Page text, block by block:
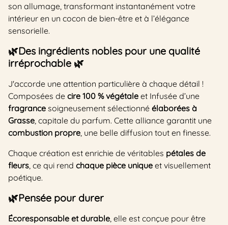
son allumage, transformant instantanément votre
intérieur en un cocon de bien-être et à l’élégance
sensorielle.
🌿Des ingrédients nobles pour une qualité
irréprochable 🌿
J'accorde une attention particulière à chaque détail !
Composées de cire 100 % végétale et Infusée d’une
fragrance soigneusement sélectionné élaborées à
Grasse, capitale du parfum. Cette alliance garantit une
combustion propre, une belle diffusion tout en finesse.
Chaque création est enrichie de véritables pétales de
fleurs, ce qui rend chaque pièce unique et visuellement
poétique.
🌿Pensée pour durer
Écoresponsable et durable, elle est conçue pour être